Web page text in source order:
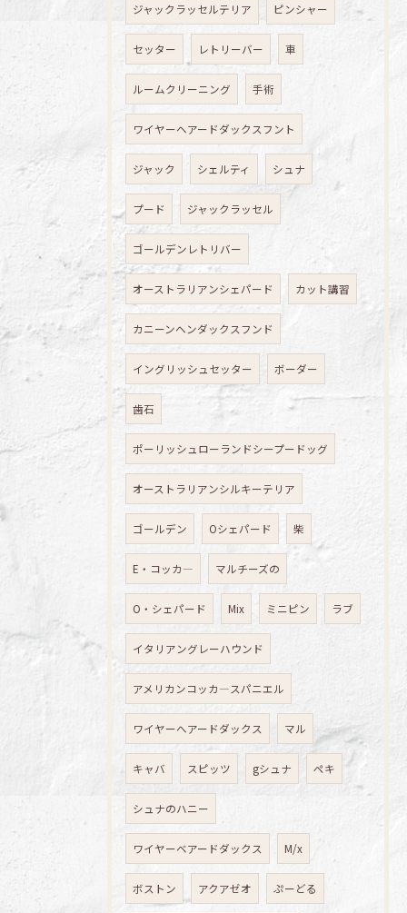
ジャックラッセルテリア ピンシャー
セッター レトリーバー 車
ルームクリーニング 手術
ワイヤーヘアードダックスフント
ジャック シェルティ シュナ
プード ジャックラッセル
ゴールデンレトリバー
オーストラリアンシェパード カット講習
カニーンヘンダックスフンド
イングリッシュセッター ボーダー
歯石
ポーリッシュローランドシープードッグ
オーストラリアンシルキーテリア
ゴールデン Oシェパード 柴
E・コッカ― マルチーズの
O・シェパード Mix ミニピン ラブ
イタリアングレーハウンド
アメリカンコッカ―スパニエル
ワイヤーへアードダックス マル
キャバ スピッツ gシュナ ペキ
シュナのハニー
ワイヤーベアードダックス M/x
ボストン アクアゼオ ぷーどる